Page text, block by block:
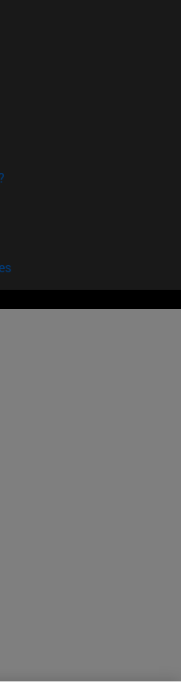
ventana)
en nueva ventana)
en nueva ventana)